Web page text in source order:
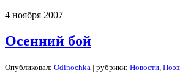
4 ноября 2007
Осенний бой
Опубликовал: Odinochka | рубрики: Новости